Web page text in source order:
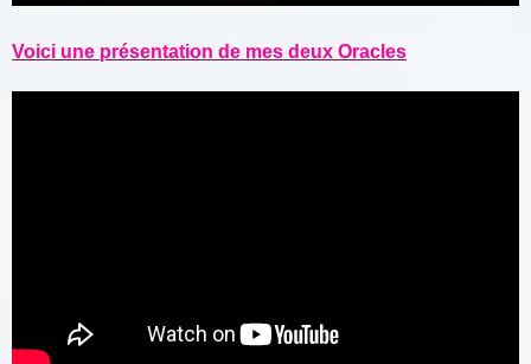
Voici une présentation de mes deux Oracles